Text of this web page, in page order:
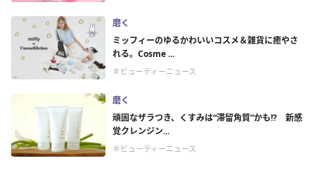
磨く
ミッフィーのゆるかわいいコスメ＆雑貨に癒やさ
れる。Cosme ...
＃ビューティーニュース
磨く
頑固なザラつき、くすみは“滞留角質”かも!? 新感
覚クレンジン...
＃ビューティーニュース